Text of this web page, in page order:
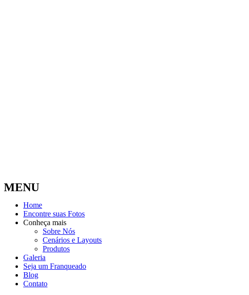
MENU
Home
Encontre suas Fotos
Conheça mais
Sobre Nós
Cenários e Layouts
Produtos
Galeria
Seja um Franqueado
Blog
Contato